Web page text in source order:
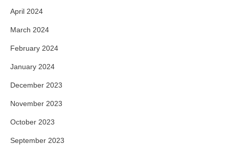
April 2024
March 2024
February 2024
January 2024
December 2023
November 2023
October 2023
September 2023